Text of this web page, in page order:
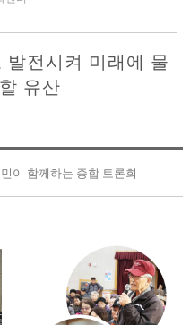
전시켜 미래에 물
유산
이 함께하는 종합 토론회